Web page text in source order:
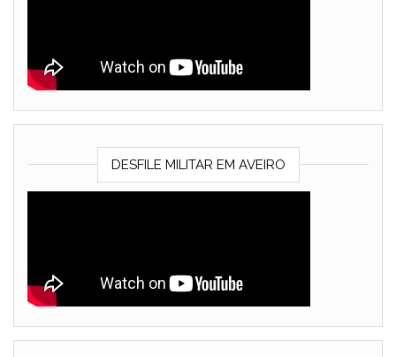
DESFILE MILITAR EM AVEIRO